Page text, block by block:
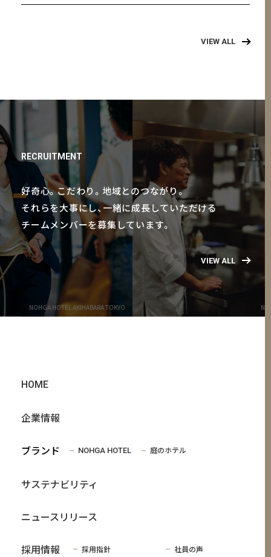
VIEW ALL
NOHGA HOTEL AKIHABARA TOKYO
RECRUITMENT
好奇心。こだわり。地域とのつながり。
それらを大事にし、一緒に成長していただける
チームメンバーを募集しています。
VIEW ALL
HOME
企業情報
ブランド NOHGA HOTEL 庭のホテル
サステナビリティ
ニュースリリース
採用情報 採用指針
社員の声